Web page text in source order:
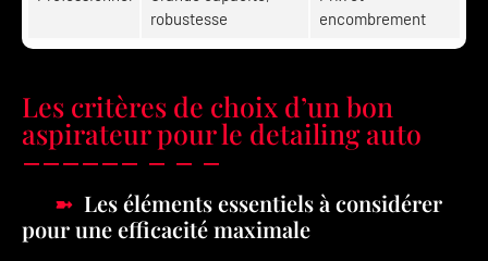
robustesse
encombrement
Les critères de choix d’un bon
aspirateur pour le detailing auto
Les éléments essentiels à considérer
pour une efficacité maximale